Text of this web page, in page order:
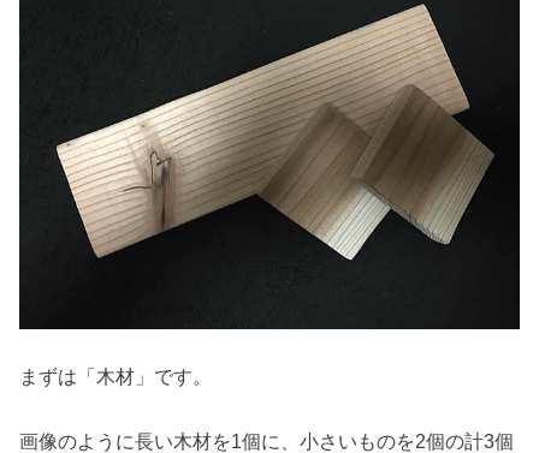
まずは「木材」です。
画像のように長い木材を1個に、小さいものを2個の計3個